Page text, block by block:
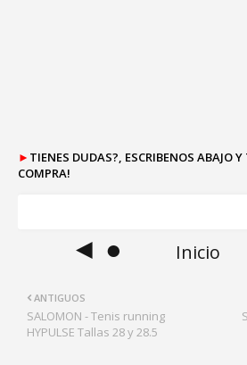
► TIENES DUDAS?, ESCRIBENOS ABAJO
COMPRA!
◄ ● Inicio
ANTIGUOS
SALOMON - Tenis running
HYPULSE Tallas 28 y 28.5